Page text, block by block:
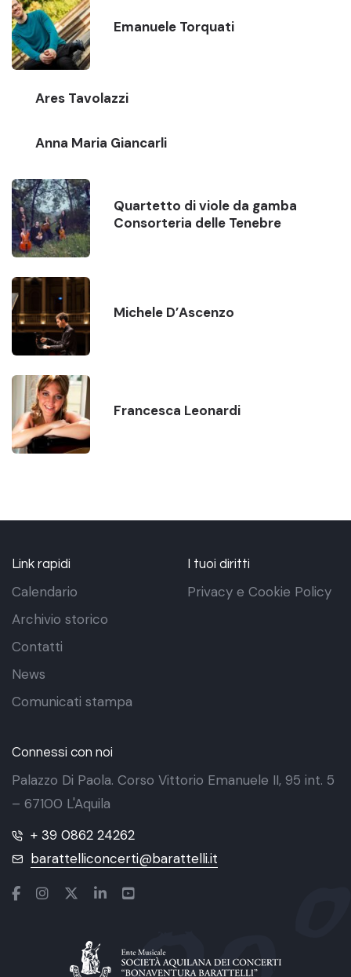
Emanuele Torquati
Ares Tavolazzi
Anna Maria Giancarli
Quartetto di viole da gamba
Consorteria delle Tenebre
Michele D’Ascenzo
Francesca Leonardi
Link rapidi
Calendario
Archivio storico
Contatti
News
Comunicati stampa
I tuoi diritti
Privacy e Cookie Policy
Connessi con noi
Palazzo Di Paola. Corso Vittorio Emanuele II, 95 int. 5
– 67100 L'Aquila
+ 39 0862 24262
barattelliconcerti@barattelli.it